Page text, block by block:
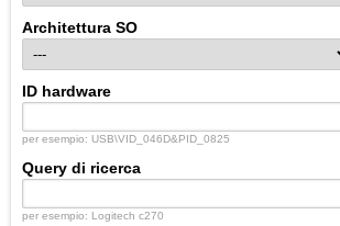
Architettura SO
ID hardware
per esempio: USB\VID_046D&PID_0825
Query di ricerca
per esempio: Logitech c270